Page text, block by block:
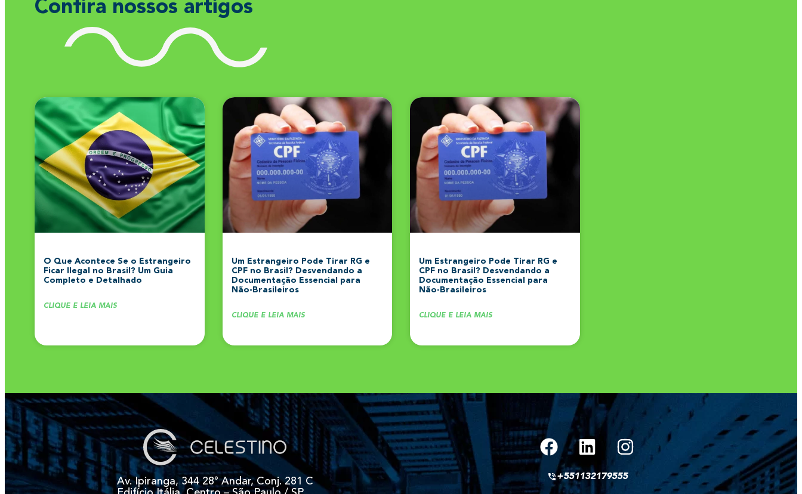
Confira nossos artigos
O Que Acontece Se o Estrangeiro
Ficar Ilegal no Brasil? Um Guia
Completo e Detalhado
CLIQUE E LEIA MAIS
Um Estrangeiro Pode Tirar RG e
CPF no Brasil? Desvendando a
Documentação Essencial para
Não-Brasileiros
CLIQUE E LEIA MAIS
Um Estrangeiro Pode Tirar RG e
CPF no Brasil? Desvendando a
Documentação Essencial para
Não-Brasileiros
CLIQUE E LEIA MAIS
Av. Ipiranga, 344 28° Andar, Conj. 281 C
+551132179555